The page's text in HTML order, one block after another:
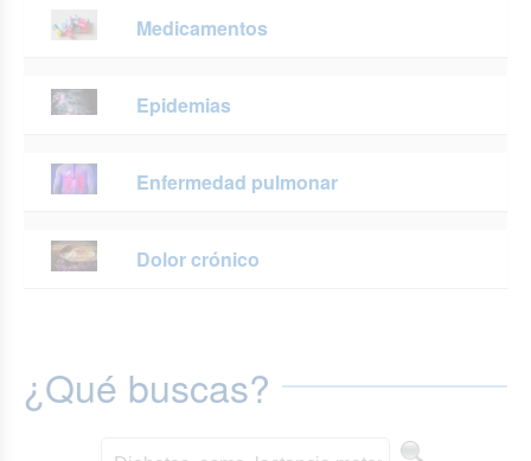
Medicamentos
Epidemias
Enfermedad pulmonar
Dolor crónico
¿Qué buscas?